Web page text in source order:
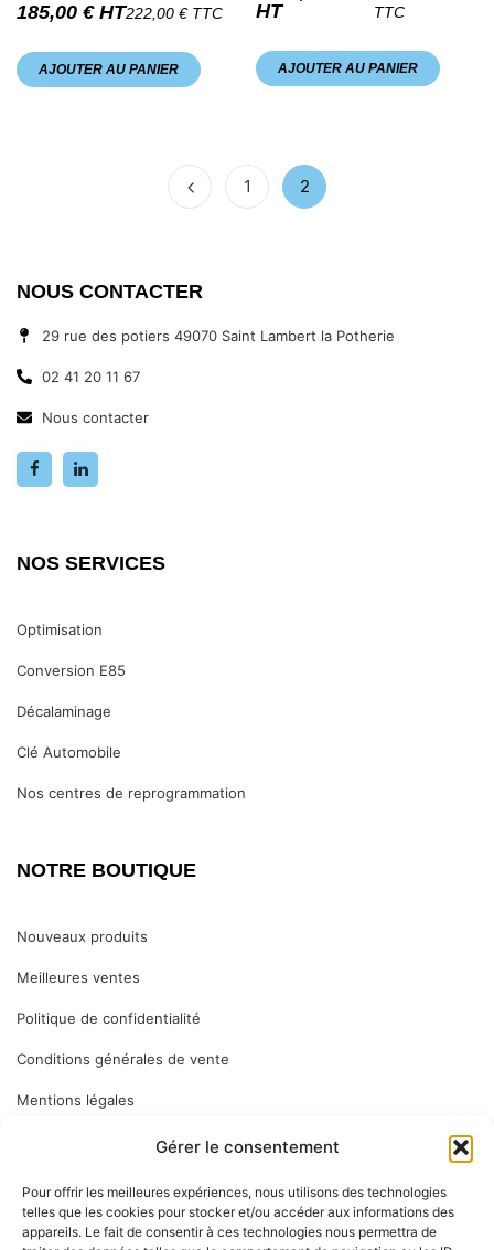
Gérer le consentement
Pour offrir les meilleures expériences, nous utilisons des technologies
telles que les cookies pour stocker et/ou accéder aux informations des
appareils. Le fait de consentir à ces technologies nous permettra de
185,00 €HT222,00 €TTC
AJOUTER AU PANIER
HT
TTC
AJOUTER AU PANIER
1 2
NOUS CONTACTER
29 rue des potiers 49070 Saint Lambert la Potherie
02 41 20 11 67
Nous contacter
NOS SERVICES
Optimisation
Conversion E85
Décalaminage
Clé Automobile
Nos centres de reprogrammation
NOTRE BOUTIQUE
Nouveaux produits
Meilleures ventes
Politique de confidentialité
Conditions générales de vente
Mentions légales
Inscrivez-vous à notre newsletter pour vous tenir informé des